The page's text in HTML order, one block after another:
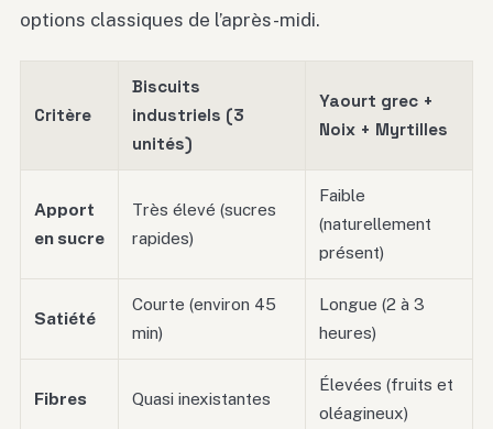
options classiques de l’après-midi.
Critère
Biscuits
industriels (3
unités)
Yaourt grec +
Noix + Myrtilles
Apport
en sucre
Très élevé (sucres
rapides)
Faible
(naturellement
présent)
Satiété
Courte (environ 45
min)
Longue (2 à 3
heures)
Fibres Quasi inexistantes
Élevées (fruits et
oléagineux)